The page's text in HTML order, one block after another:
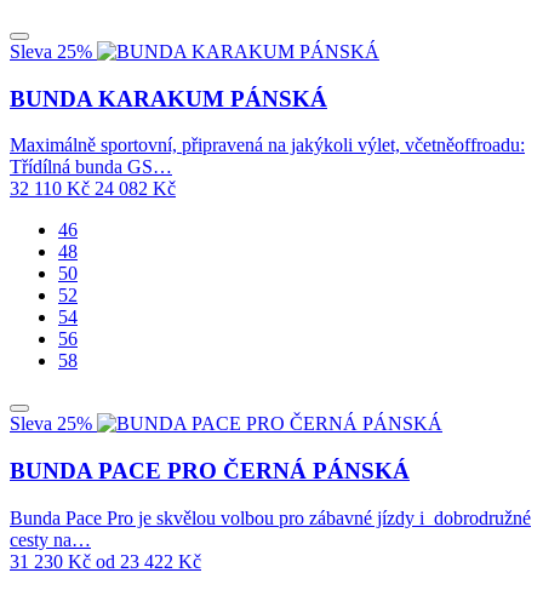
Sleva 25%
BUNDA KARAKUM PÁNSKÁ
Maximálně sportovní, připravená na jakýkoli výlet, včetněoffroadu:
Třídílná bunda GS…
32 110 Kč 24 082 Kč
46
48
50
52
54
56
58
Sleva 25%
BUNDA PACE PRO ČERNÁ PÁNSKÁ
Bunda Pace Pro je skvělou volbou pro zábavné jízdy i dobrodružné
cesty na…
31 230 Kč od 23 422 Kč